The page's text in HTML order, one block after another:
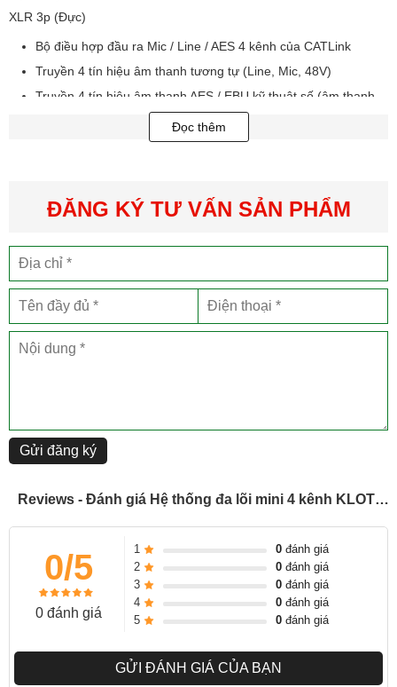
XLR 3p (Đực)
Bộ điều hợp đầu ra Mic / Line / AES 4 kênh của CATLink
Truyền 4 tín hiệu âm thanh tương tự (Line, Mic, 48V)
Truyền 4 tín hiệu âm thanh AES / EBU kỹ thuật số (âm thanh
Truyền 4 tín hiệu điều khiển kỹ thuật số (DMX, MIDI)
Ghi nhãn kênh rõ ràng với mã màu và khắc laser
Dây linh hoạt dài hơn 80 cm
Đối với cáp mạng có che chắn hoàn toàn (ví dụ RC5EE)
Đọc thêm
ĐĂNG KÝ TƯ VẤN SẢN PHẨM
Gửi đăng ký
Reviews - Đánh giá Hệ thống đa lõi mini 4 kênh KLOTZ CLAES-MINI04 CATLink
0/5
0 đánh giá
1 0đánh giá
2
0đánh giá
3
0đánh giá
4
0đánh giá
5
0đánh giá
GỬI ĐÁNH GIÁ CỦA BẠN